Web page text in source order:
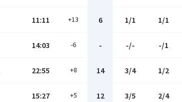
11:11 +13 6 1/1 1/1
14:03 -6 - -/- -/1
22:55 +8 14 3/4 1/2
15:27 +5 12 3/5 2/4